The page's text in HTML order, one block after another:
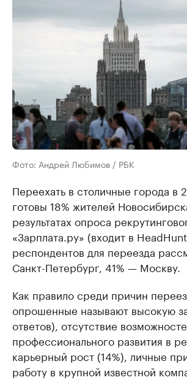
Фото: Андрей Любимов / РБК
Переехать в столичные города в
готовы 18% жителей
результатах опроса
«Зарплата.ру» (входит в
респондентов для переезда
Санкт-Петербург, 41% — Москву.
Как правило среди причин
опрошенные называют высокую
ответов), отсутствие
профессионального развития в
карьерный рост (14%), личные
работу в крупной известной